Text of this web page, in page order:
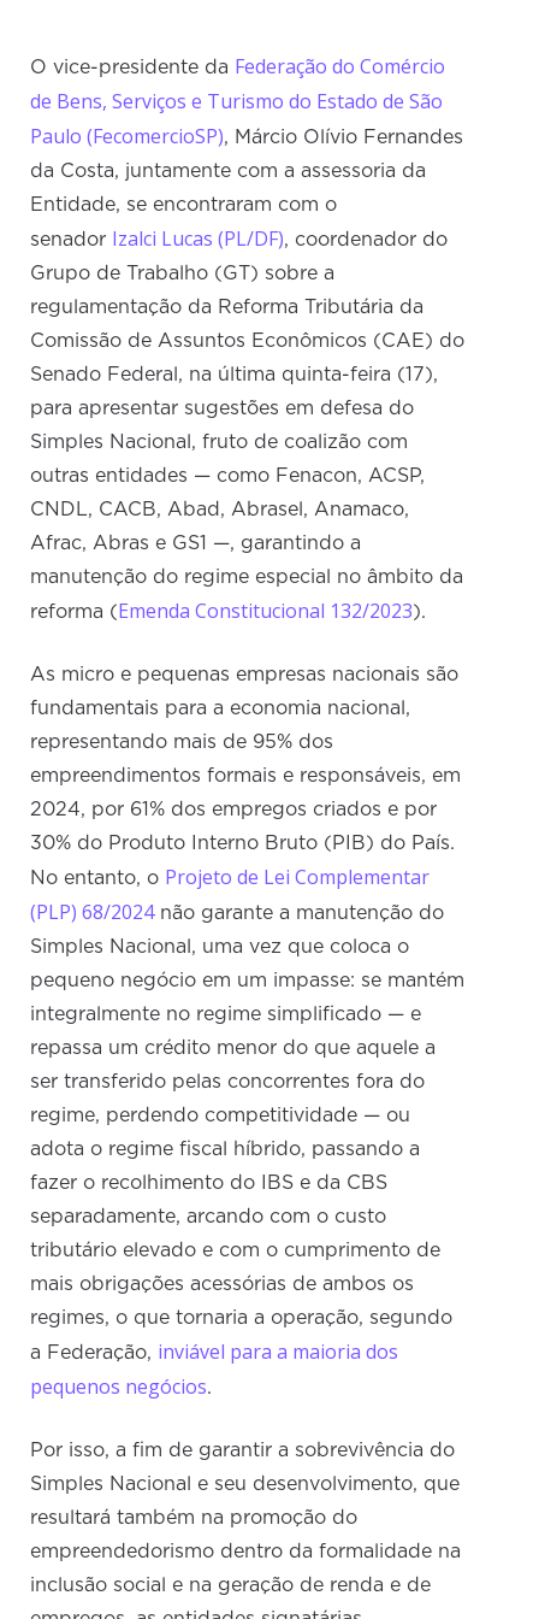
O vice-presidente da Federação do Comércio
de Bens, Serviços e Turismo do Estado de São
Paulo (FecomercioSP), Márcio Olívio Fernandes
da Costa, juntamente com a assessoria da
Entidade, se encontraram com o
senador Izalci Lucas (PL/DF), coordenador do
Grupo de Trabalho (GT) sobre a
regulamentação da Reforma Tributária da
Comissão de Assuntos Econômicos (CAE) do
Senado Federal, na última quinta-feira (17),
para apresentar sugestões em defesa do
Simples Nacional, fruto de coalizão com
outras entidades — como Fenacon, ACSP,
CNDL, CACB, Abad, Abrasel, Anamaco,
Afrac, Abras e GS1 —, garantindo a
manutenção do regime especial no âmbito da
reforma (Emenda Constitucional 132/2023).
As micro e pequenas empresas nacionais são
fundamentais para a economia nacional,
representando mais de 95% dos
empreendimentos formais e responsáveis, em
2024, por 61% dos empregos criados e por
30% do Produto Interno Bruto (PIB) do País.
No entanto, o Projeto de Lei Complementar
(PLP) 68/2024não garante a manutenção do
Simples Nacional, uma vez que coloca o
pequeno negócio em um impasse: se mantém
integralmente no regime simplificado — e
repassa um crédito menor do que aquele a
ser transferido pelas concorrentes fora do
regime, perdendo competitividade — ou
adota o regime fiscal híbrido, passando a
fazer o recolhimento do IBS e da CBS
separadamente, arcando com o custo
tributário elevado e com o cumprimento de
mais obrigações acessórias de ambos os
regimes, o que tornaria a operação, segundo
a Federação, inviável para a maioria dos
pequenos negócios.
Por isso, a fim de garantir a sobrevivência do
Simples Nacional e seu desenvolvimento, que
resultará também na promoção do
empreendedorismo dentro da formalidade na
inclusão social e na geração de renda e de